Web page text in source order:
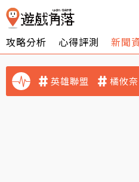
攻略分析 心得評測 新聞
英雄聯盟 橘攸奈